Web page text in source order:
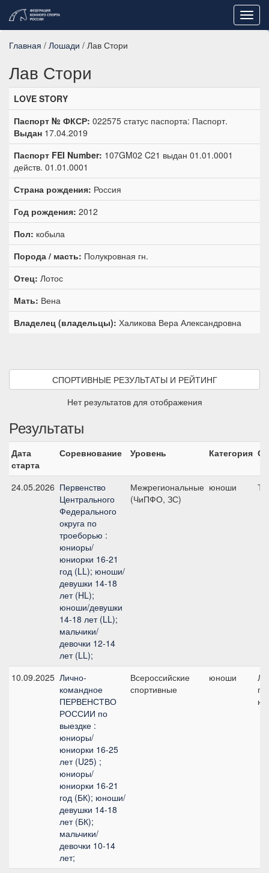
Главная / Лошади / Лав Стори
Лав Стори
LOVE STORY
Паспорт № ФКСР: 022575 статус паспорта: Паспорт.
Выдан 17.04.2019
Паспорт FEI Number: 107GM02 C21 выдан 01.01.0001
действ. 01.01.0001
Страна рождения: Россия
Год рождения: 2012
Пол: кобыла
Порода / масть: Полукровная гн.
Отец: Лотос
Мать: Вена
Владелец (владельцы): Халикова Вера Александровна
СПОРТИВНЫЕ РЕЗУЛЬТАТЫ И РЕЙТИНГ
Нет результатов для отображения
Результаты
Дата
старта
Соревнование Уровень Категория
24.05.2026 Первенство
Центрального
Федерального
округа по
троеборью :
юниоры/
юниорки 16-21
год (LL); юноши/
девушки 14-18
лет (HL);
юноши/девушки
14-18 лет (LL);
мальчики/
девочки 12-14
лет (LL);
Межрегиональные
(ЧиПФО, ЗС)
юноши
10.09.2025 Лично-
командное
ПЕРВЕНСТВО
РОССИИ по
выездке :
юниоры/
юниорки 16-25
лет (U25) ;
юниоры/
юниорки 16-21
год (БК); юноши/
девушки 14-18
лет (БК);
мальчики/
девочки 10-14
лет;
Всероссийские
спортивные
юноши